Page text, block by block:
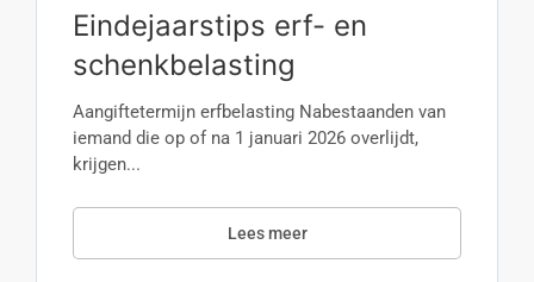
Eindejaarstips erf- en
schenkbelasting
Aangiftetermijn erfbelasting Nabestaanden van
iemand die op of na 1 januari 2026 overlijdt,
krijgen...
Lees meer